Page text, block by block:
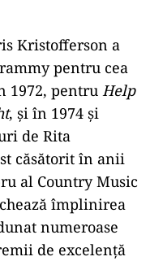
Kristofferson a
pentru cea
1972, pentru Help
, și în 1974 și
de Rita
căsătorit în anii
al Country Music
împlinirea
numeroase
de excelență